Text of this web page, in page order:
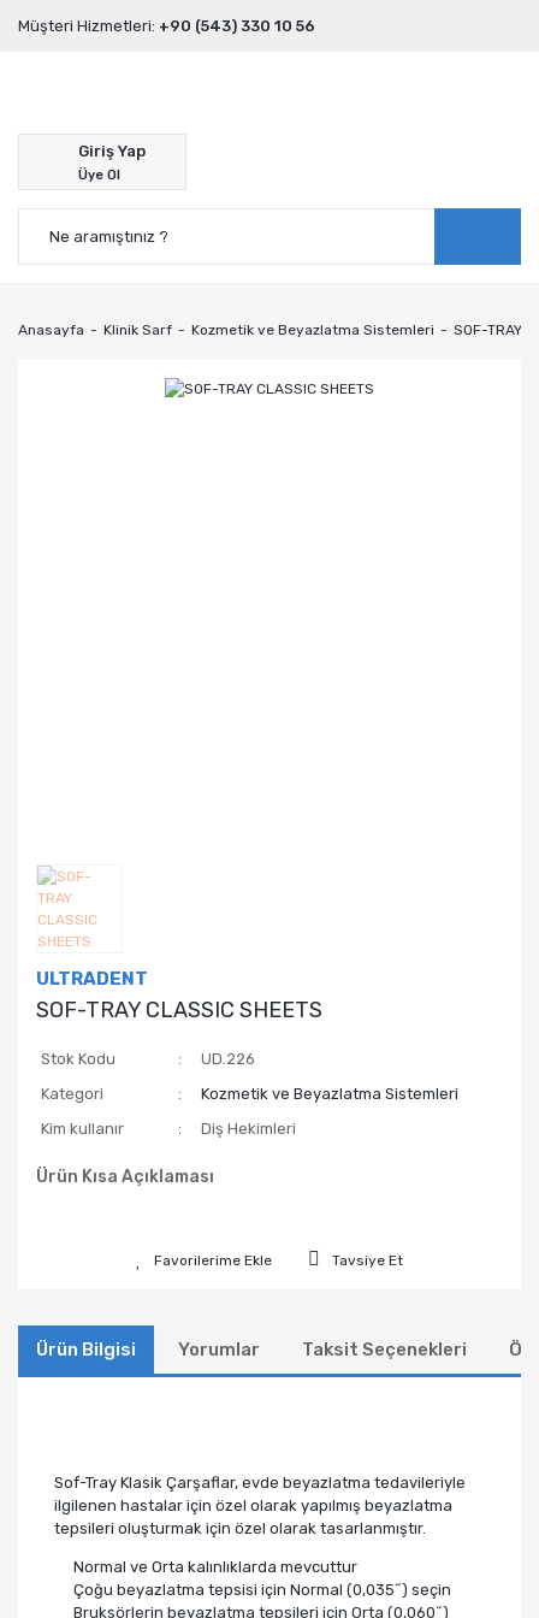
Müşteri Hizmetleri: +90 (543) 330 10 56
Giriş Yap
Üye Ol
Anasayfa Klinik Sarf Kozmetik ve Beyazlatma Sistemleri SOF-TRAY
ULTRADENT
SOF-TRAY CLASSIC SHEETS
Stok Kodu
UD.226
Kategori
Kozmetik ve Beyazlatma Sistemleri
Kim kullanır
Diş Hekimleri
Ürün Kısa Açıklaması
Tavsiye Et
Ürün Bilgisi Yorumlar Taksit Seçenekleri
Sof-Tray Klasik Çarşaflar, evde beyazlatma tedavileriyle
ilgilenen hastalar için özel olarak yapılmış beyazlatma
tepsileri oluşturmak için özel olarak tasarlanmıştır.
Normal ve Orta kalınlıklarda mevcuttur
Çoğu beyazlatma tepsisi için Normal (0,035˝) seçin
Bruksörlerin beyazlatma tepsileri için Orta (0,060˝)